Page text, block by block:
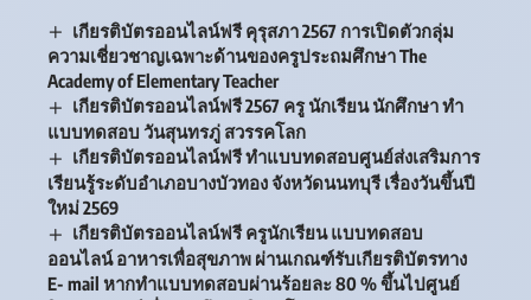
เกียรติบัตรออนไลน์ฟรี คุรุสภา 2567 การเปิดตัวกลุ่ม
ความเชี่ยวชาญเฉพาะด้านของครูประถมศึกษา The
Academy of Elementary Teacher
เกียรติบัตรออนไลน์ฟรี 2567 ครู นักเรียน นักศึกษา ทำ
แบบทดสอบ วันสุนทรภู่ สวรรคโลก
เกียรติบัตรออนไลน์ฟรี ทำแบบทดสอบศูนย์ส่งเสริมการ
เรียนรู้ระดับอำเภอบางบัวทอง จังหวัดนนทบุรี เรื่องวันขึ้นปี
ใหม่ 2569
เกียรติบัตรออนไลน์ฟรี ครูนักเรียน แบบทดสอบ
ออนไลน์ อาหารเพื่อสุขภาพ ผ่านเกณฑ์รับเกียรติบัตรทาง
E- mail หากทำแบบทดสอบผ่านร้อยละ 80 % ขึ้นไปศูนย์